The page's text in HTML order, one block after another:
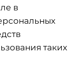
в
таких